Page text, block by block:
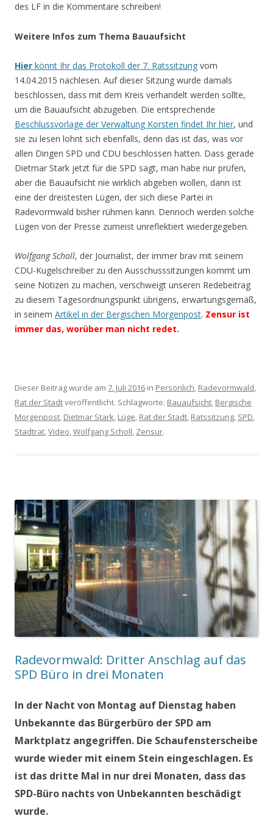
des LF in die Kommentare schreiben!
Weitere Infos zum Thema Bauaufsicht
Hier könnt Ihr das Protokoll der 7. Ratssitzung vom
14.04.2015 nachlesen. Auf dieser Sitzung wurde damals
beschlossen, dass mit dem Kreis verhandelt werden sollte,
um die Bauaufsicht abzugeben. Die entsprechende
Beschlussvorlage der Verwaltung Korsten findet Ihr hier, und
sie zu lesen lohnt sich ebenfalls, denn das ist das, was vor
allen Dingen SPD und CDU beschlossen hatten. Dass gerade
Dietmar Stark jetzt für die SPD sagt, man habe nur prüfen,
aber die Bauaufsicht nie wirklich abgeben wollen, dann ist
eine der dreistesten Lügen, der sich diese Partei in
Radevormwald bisher rühmen kann. Dennoch werden solche
Lügen von der Presse zumeist unreflektiert wiedergegeben.
Wolfgang Scholl, der Journalist, der immer brav mit seinem
CDU-Kugelschreiber zu den Ausschusssitzungen kommt um
seine Notizen zu machen, verschweigt unseren Redebeitrag
zu diesem Tagesordnungspunkt übrigens, erwartungsgemäß,
in seinem Artikel in der Bergischen Morgenpost. Zensur ist
immer das, worüber man nicht redet.
Dieser Beitrag wurde am 7. Juli 2016 in Persönlich, Radevormwald,
Rat der Stadtveröffentlicht. Schlagworte: Bauaufsicht, Bergische
Morgenpost, Dietmar Stark, Lüge, Rat der Stadt, Ratssitzung, SPD,
Stadtrat,Video,Wolfgang Scholl, Zensur.
Radevormwald: Dritter Anschlag auf das
SPD Büro in drei Monaten
In der Nacht von Montag auf Dienstag haben
Unbekannte das Bürgerbüro der SPD am
Marktplatz angegriffen. Die Schaufensterscheibe
wurde wieder mit einem Stein eingeschlagen. Es
ist das dritte Mal in nur drei Monaten, dass das
SPD-Büro nachts von Unbekannten beschädigt
wurde.